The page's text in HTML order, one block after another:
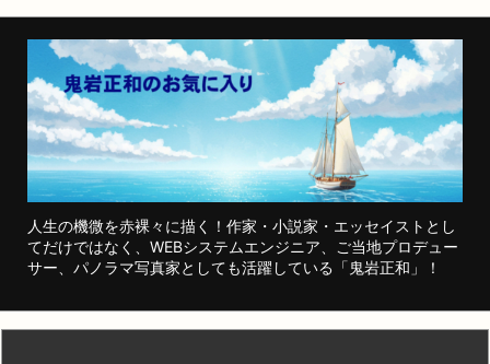
人生の機微を赤裸々に描く！作家・小説家・エッセイストとし
てだけではなく、WEBシステムエンジニア、ご当地プロデュー
サー、パノラマ写真家としても活躍している「鬼岩正和」！